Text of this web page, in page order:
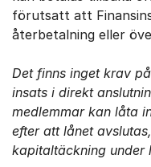
förutsatt att
återbetalning eller
Det finns inget krav
insats i direkt
medlemmar kan låta
efter att lånet
kapitaltäckning under